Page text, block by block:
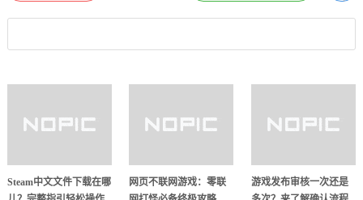
Steam中文文件下载在哪
网页不联网游戏：零联
游戏发布审核一次还是